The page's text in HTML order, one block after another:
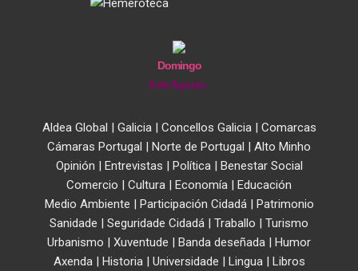
Domingo
9 de Agosto
Aldea Global | Galicia| Concellos Galicia| Comarcas
Cámaras Portugal | Norte de Portugal | Alto Minho
Opinión | Entrevistas | Política| Benestar Social
Comercio | Cultura | Economía | Educación
Medio Ambiente | Participación Cidadá| Patrimonio
Sanidade | Seguridade Cidadá | Traballo | Turismo
Urbanismo | Xuventude | Banda deseñada | Humor
Axenda| Historia| Universidade | Lingua| Libros